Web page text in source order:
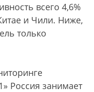
всего 4,6%
и Чили. Ниже,
только
Россия занимает